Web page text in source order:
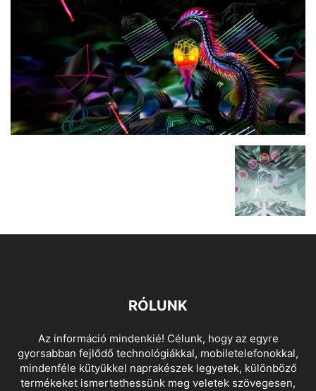
RÓLUNK
Az információ mindenkié! Célunk, hogy az egyre
gyorsabban fejlődő technológiákkal, mobiletelefonokkal,
mindenféle kütyükkel naprakészek legyetek, különböző
termékeket ismertethessünk meg veletek szövegesen,